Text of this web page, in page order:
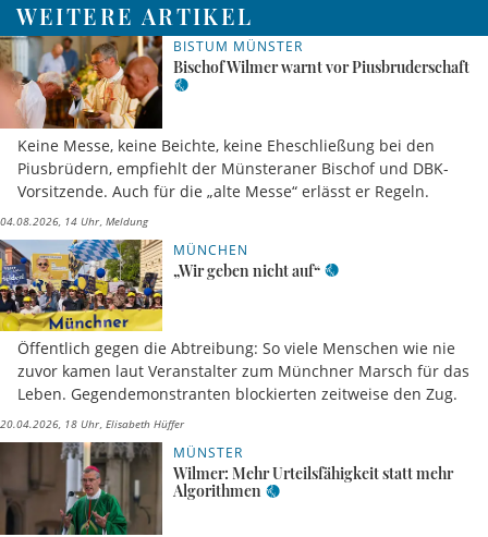
WEITERE ARTIKEL
BISTUM MÜNSTER
Bischof Wilmer warnt vor Piusbruderschaft
Keine Messe, keine Beichte, keine Eheschließung bei den
Piusbrüdern, empfiehlt der Münsteraner Bischof und DBK-
Vorsitzende. Auch für die „alte Messe“ erlässt er Regeln.
04.08.2026, 14 Uhr Meldung
MÜNCHEN
„Wir geben nicht auf“
Öffentlich gegen die Abtreibung: So viele Menschen wie nie
zuvor kamen laut Veranstalter zum Münchner Marsch für das
Leben. Gegendemonstranten blockierten zeitweise den Zug.
20.04.2026, 18 Uhr Elisabeth Hüffer
MÜNSTER
Wilmer: Mehr Urteilsfähigkeit statt mehr
Algorithmen